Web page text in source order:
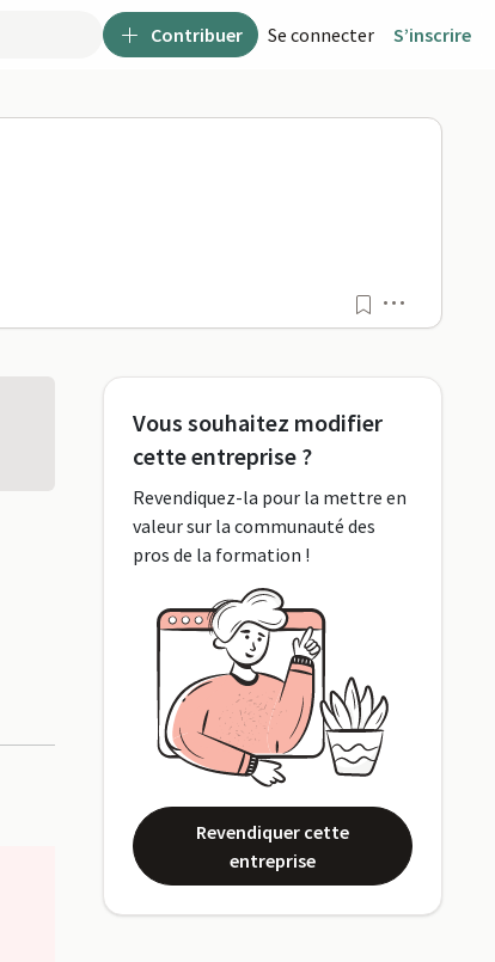
Contribuer Se connecter S’inscrire
Vous souhaitez modifier
cette entreprise ?
Revendiquez-la pour la mettre en
valeur sur la communauté des
pros de la formation !
Revendiquer cette
entreprise